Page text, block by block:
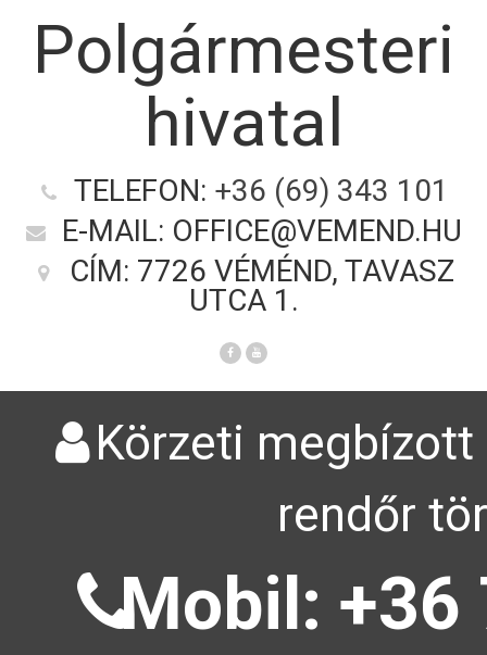
Polgármesteri
hivatal
TELEFON: +36 (69) 343 101
E-MAIL: OFFICE@VEMEND.HU
CÍM: 7726 VÉMÉND, TAVASZ
UTCA 1.
Körzeti megbízott
rendőr
Mobil: +36